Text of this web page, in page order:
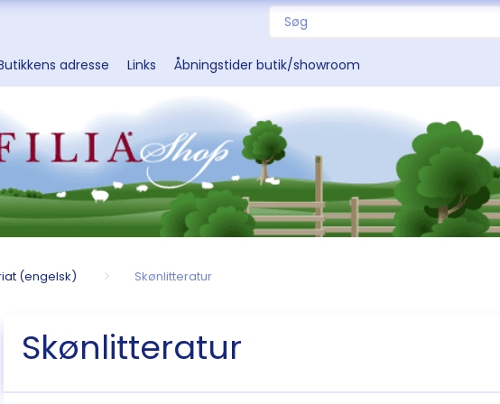
adresse Links Åbningstider butik/showroom
(engelsk) Skønlitteratur
Skønlitteratur